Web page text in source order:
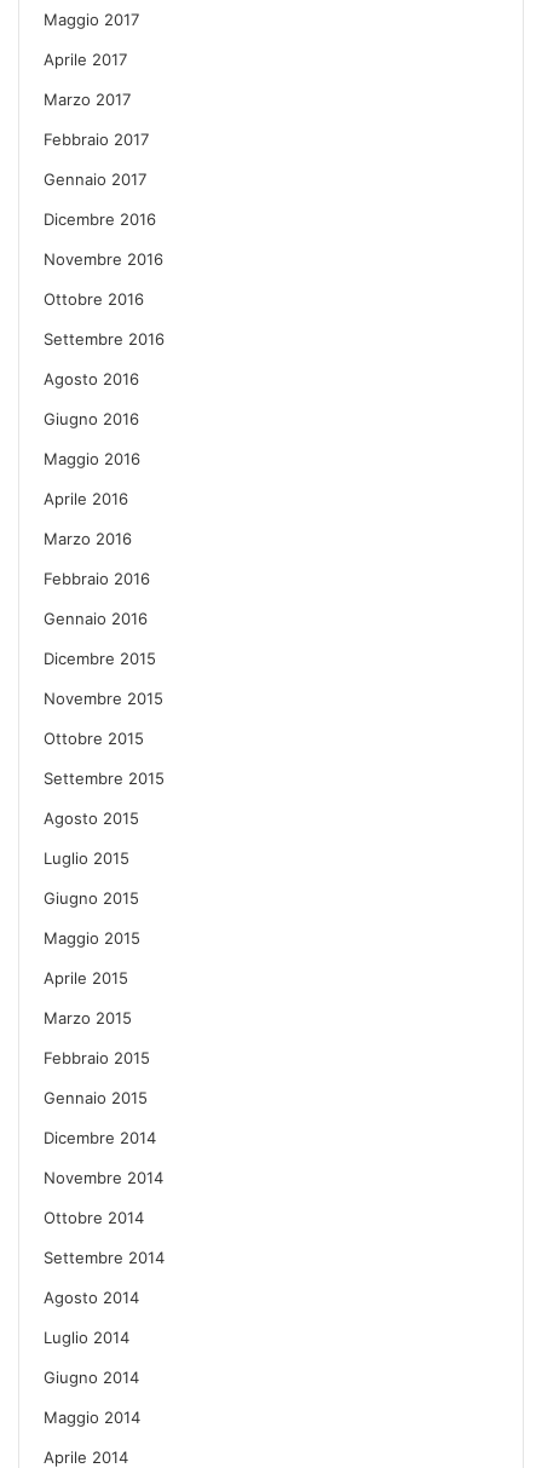
Maggio 2017
Aprile 2017
Marzo 2017
Febbraio 2017
Gennaio 2017
Dicembre 2016
Novembre 2016
Ottobre 2016
Settembre 2016
Agosto 2016
Giugno 2016
Maggio 2016
Aprile 2016
Marzo 2016
Febbraio 2016
Gennaio 2016
Dicembre 2015
Novembre 2015
Ottobre 2015
Settembre 2015
Agosto 2015
Luglio 2015
Giugno 2015
Maggio 2015
Aprile 2015
Marzo 2015
Febbraio 2015
Gennaio 2015
Dicembre 2014
Novembre 2014
Ottobre 2014
Settembre 2014
Agosto 2014
Luglio 2014
Giugno 2014
Maggio 2014
Aprile 2014